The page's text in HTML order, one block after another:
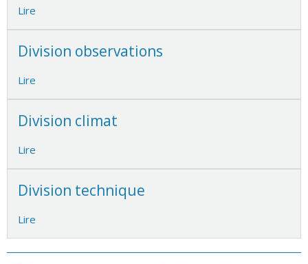
Lire
Division observations
Lire
Division climat
Lire
Division technique
Lire